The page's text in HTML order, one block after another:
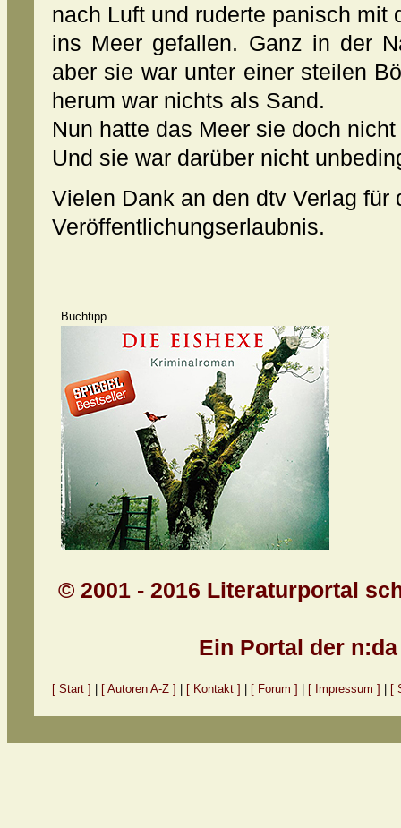
nach Luft und ruderte panisch mit
ins Meer gefallen. Ganz in der
aber sie war unter einer steilen
herum war nichts als Sand.
Nun hatte das Meer sie doch
Und sie war darüber nicht
Vielen Dank an den dtv Verlag für
Veröffentlichungserlaubnis.
Buchtipp
© 2001 - 2016 Literaturportal
Ein Portal der
[ Start ] [ Autoren A-Z ] [ Kontakt ] [ Forum ] [ Impressum ] [